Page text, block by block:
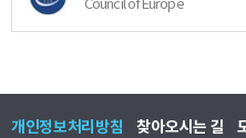
Council of Europe
개인정보처리방침 찾아오시는 길